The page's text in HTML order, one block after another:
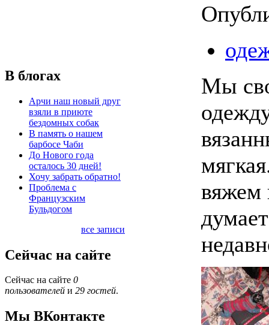
В блогах
Арчи наш новый друг
взяли в приюте
бездомных собак
В память о нашем
барбосе Чаби
До Нового года
осталось 30 дней!
Хочу забрать обратно!
Проблема с
Французским
Бульдогом
все записи
Сейчас на сайте
Сейчас на сайте 0
пользователей и 29 гостей.
Мы ВКонтакте
Мы
вяжем